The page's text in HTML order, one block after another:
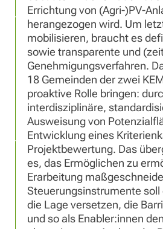
Errichtung von (Agri-)PV-
herangezogen wird. Um
mobilisieren, braucht es
sowie transparente und
Genehmigungsverfahren.
18 Gemeinden der zwei
proaktive Rolle bringen:
interdisziplinäre,
Ausweisung von
Entwicklung eines
Projektbewertung. Das
es, das Ermöglichen zu
Erarbeitung
Steuerungsinstrumente soll
die Lage versetzen, die
und so als Enabler:innen